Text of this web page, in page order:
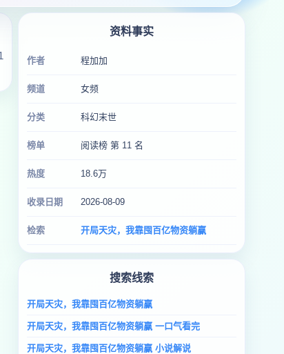
资料事实
作者 程加加
频道 女频
分类 科幻末世
榜单 阅读榜 第 11 名
热度 18.6万
收录日期 2026-08-09
检索 开局天灾，我靠囤百亿物资躺赢
搜索线索
开局天灾，我靠囤百亿物资躺赢
开局天灾，我靠囤百亿物资躺赢 一口气看完
开局天灾，我靠囤百亿物资躺赢 小说解说